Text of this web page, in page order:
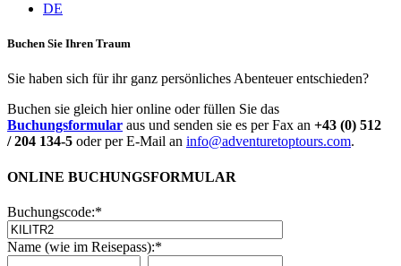
DE
Buchen Sie Ihren Traum
Sie haben sich für ihr ganz persönliches Abenteuer entschieden?
Buchen sie gleich hier online oder füllen Sie das
Buchungsformular aus und senden sie es per Fax an +43 (0) 512
/ 204 134-5 oder per E-Mail an info@adventuretoptours.com.
ONLINE BUCHUNGSFORMULAR
Buchungscode:*
Name (wie im Reisepass):*